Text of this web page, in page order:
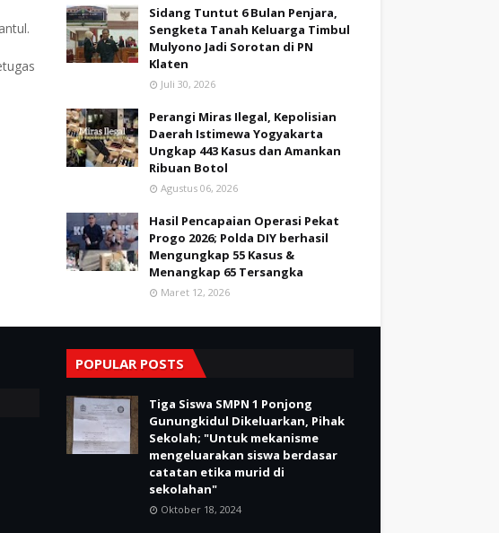
Sidang Tuntut 6 Bulan Penjara,
Sengketa Tanah Keluarga Timbul
Mulyono Jadi Sorotan di PN
Klaten
Juli 30, 2026
Perangi Miras Ilegal, Kepolisian
Daerah Istimewa Yogyakarta
Ungkap 443 Kasus dan Amankan
Ribuan Botol
Agustus 06, 2026
Hasil Pencapaian Operasi Pekat
Progo 2026; Polda DIY berhasil
Mengungkap 55 Kasus &
Menangkap 65 Tersangka
Maret 12, 2026
POPULAR POSTS
Tiga Siswa SMPN 1 Ponjong
Gunungkidul Dikeluarkan, Pihak
Sekolah; "Untuk mekanisme
mengeluarakan siswa berdasar
catatan etika murid di
sekolahan"
Oktober 18, 2024